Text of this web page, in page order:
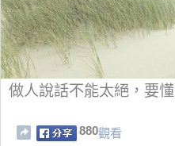
做人說話不能太絕，要
880觀看